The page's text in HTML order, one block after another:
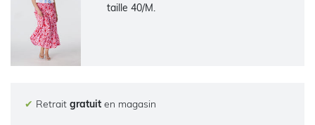
taille 40/M.
✔ Retrait gratuit en magasin